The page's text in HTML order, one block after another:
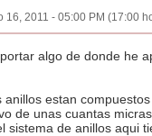
16, 2011 - 05:00 PM (17:00
algo de donde he
estan
de unas cuantas
sistema de anillos aqui